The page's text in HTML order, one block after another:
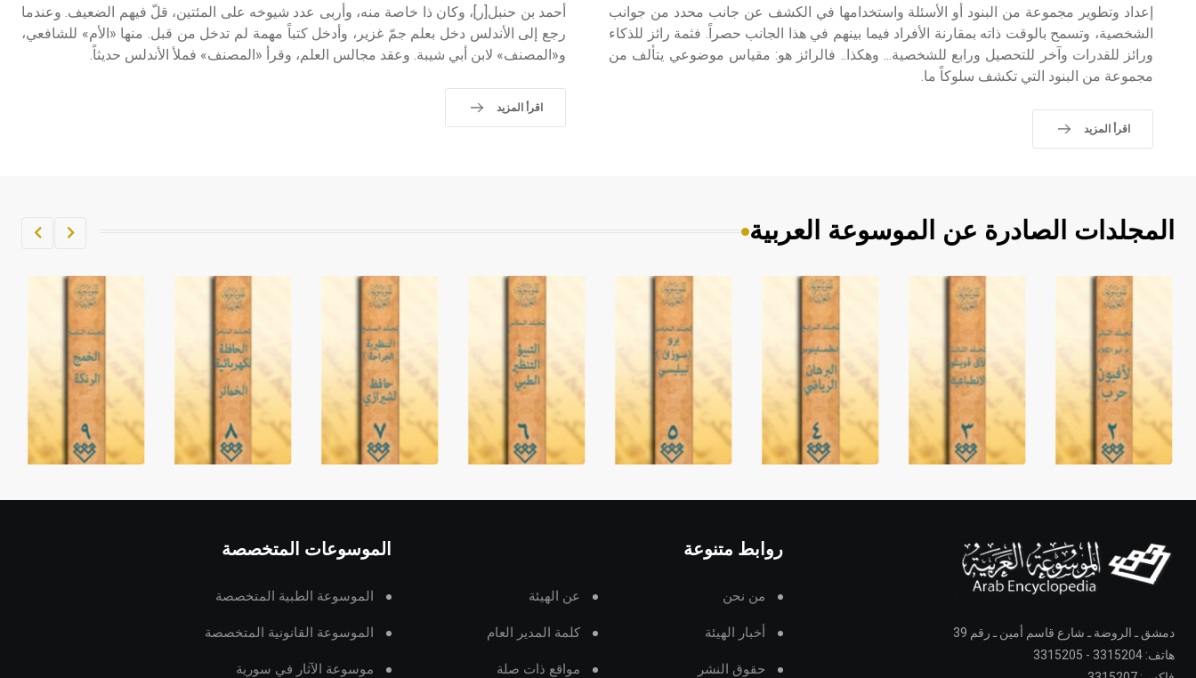
- هل تعلم أن أبجر Abgar اسم معروف
جيداً يعود إلى عدد من الملوك الذين
حكموا مدينة إديسا (الرها) من أبجر الأول
وحتى التاسع، وهم ينتسبون إلى أسرة
إعداد وتطوير مجموعة من البنود أو الأسئلة واستخدامها في الكشف عن جانب محدد من جوانب
الشخصية، وتسمح بالوقت ذاته بمقارنة الأفراد فيما بينهم في هذا الجانب حصراً. فثمة رائز للذكاء
ورائز للقدرات وآخر للتحصيل ورابع للشخصية... وهكذا.. فالرائز هو: مقياس موضوعي يتألف من
مجموعة من البنود التي تكشف سلوكاً ما.
اقرأ المزيد
أحمد بن حنبل[ر]، وكان ذا خاصة منه، وأربى عدد شيوخه على المئتين، قلّ فيهم الضعيف. وعندما
رجع إلى الأندلس دخل بعلم جمّ غزير، وأدخل كتباً مهمة لم تدخل من قبل. منها «الأم» للشافعي،
و«المصنف» لابن أبي شيبة. وعقد مجالس العلم، وقرأ «المصنف» فملأ الأندلس حديثاً.
اقرأ المزيد
المجلدات الصادرة عن الموسوعة العربية
دمشق ـ الروضة ـ شارع قاسم أمين ـ رقم 39
هاتف: 3315204 - 3315205
روابط متنوعة
من نحن عن الهيئة
أخبار الهيئة كلمة المدير العام
حقوق النشر مواقع ذات صلة
الموسوعات المتخصصة
الموسوعة الطبية المتخصصة
الموسوعة القانونية المتخصصة
موسوعة الآثار في سورية